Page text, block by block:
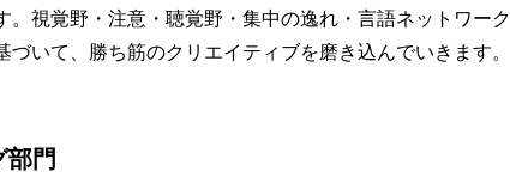
視覚野・注意・聴覚野・集中の逸れ・言語ネットワーク
いて、勝ち筋のクリエイティブを磨き込んでいきます。
部門